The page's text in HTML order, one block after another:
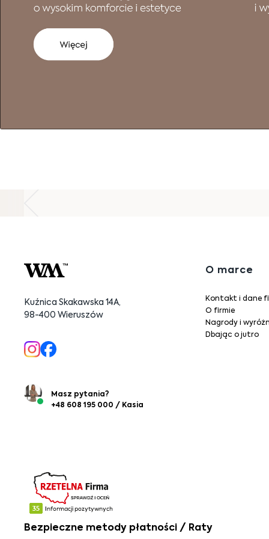
Kuźnica Skakawska 14A,
98-400 Wieruszów
Masz pytania?
+48 608 195 000 / Kasia
O marce
Kontakt i dane
O firmie
Nagrody i
Dbając o jutro
Bezpieczne metody płatności / Raty